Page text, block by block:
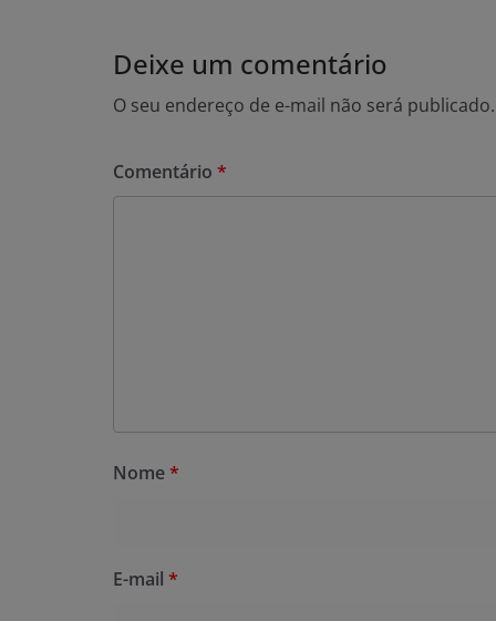
Deixe um comentário
O seu endereço de e-mail não será publicado.
Comentário *
Nome*
E-mail *